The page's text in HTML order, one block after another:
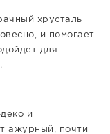
хрусталь
и помогает
для
и
ажурный, почти